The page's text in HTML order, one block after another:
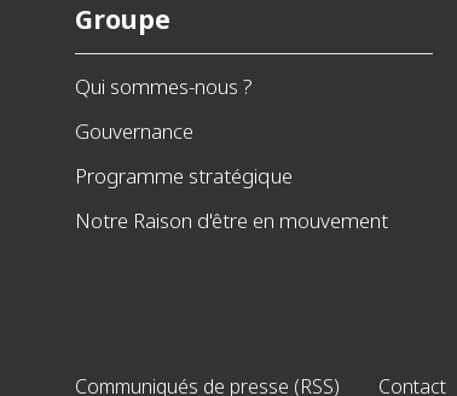
Groupe
Qui sommes-nous ?
Gouvernance
Programme stratégique
Notre Raison d'être en mouvement
Communiqués de presse (RSS) Contact